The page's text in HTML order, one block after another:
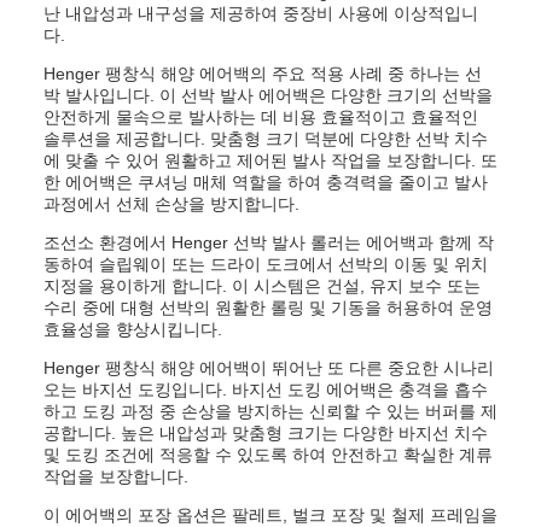
난 내압성과 내구성을 제공하여 중장비 사용에 이상적입니
다.
Henger 팽창식 해양 에어백의 주요 적용 사례 중 하나는 선
박 발사입니다. 이 선박 발사 에어백은 다양한 크기의 선박을
안전하게 물속으로 발사하는 데 비용 효율적이고 효율적인
솔루션을 제공합니다. 맞춤형 크기 덕분에 다양한 선박 치수
에 맞출 수 있어 원활하고 제어된 발사 작업을 보장합니다. 또
한 에어백은 쿠셔닝 매체 역할을 하여 충격력을 줄이고 발사
과정에서 선체 손상을 방지합니다.
조선소 환경에서 Henger 선박 발사 롤러는 에어백과 함께 작
동하여 슬립웨이 또는 드라이 도크에서 선박의 이동 및 위치
지정을 용이하게 합니다. 이 시스템은 건설, 유지 보수 또는
수리 중에 대형 선박의 원활한 롤링 및 기동을 허용하여 운영
효율성을 향상시킵니다.
Henger 팽창식 해양 에어백이 뛰어난 또 다른 중요한 시나리
오는 바지선 도킹입니다. 바지선 도킹 에어백은 충격을 흡수
하고 도킹 과정 중 손상을 방지하는 신뢰할 수 있는 버퍼를 제
공합니다. 높은 내압성과 맞춤형 크기는 다양한 바지선 치수
및 도킹 조건에 적응할 수 있도록 하여 안전하고 확실한 계류
작업을 보장합니다.
이 에어백의 포장 옵션은 팔레트, 벌크 포장 및 철제 프레임을